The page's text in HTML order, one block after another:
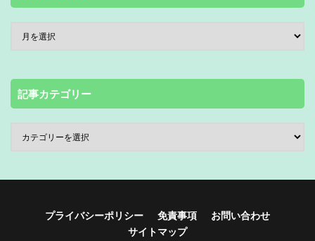
記事カテゴリー
プライバシーポリシー 免責事項
お問い合わせ
サイトマップ